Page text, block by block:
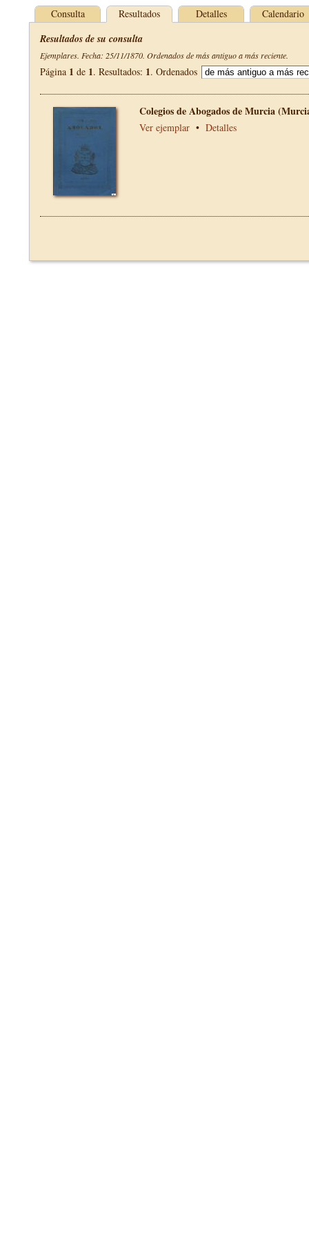
Consulta Resultados Detalles Calendario
Resultados de su consulta
Ejemplares. Fecha: 25/11/1870. Ordenados de más antiguo a más reciente.
Página 1 de 1. Resultados: 1. Ordenados
Colegios de Abogados de Murcia
Ver ejemplar • Detalles